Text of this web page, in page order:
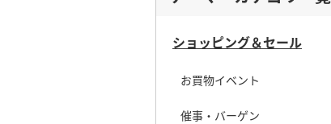
ショッピング＆セール
お買物イベント
催事・バーゲン